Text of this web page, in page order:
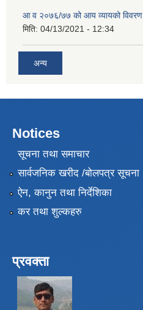
आ व २०७६/७७ को आय व्यायको विवरण
मिति: 04/13/2021 - 12:34
अन्य
Notices
सूचना तथा समाचार
सार्वजनिक खरीद /बोलपत्र सूचना
ऐन, कानुन तथा निर्देशिका
कर तथा शुल्कहरु
प्रवक्ता